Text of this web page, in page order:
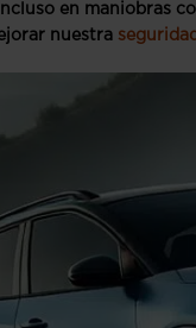
en maniobras
nuestra